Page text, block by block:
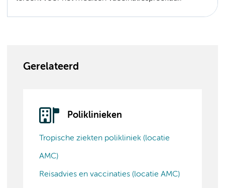
Gerelateerd
Poliklinieken
Tropische ziekten polikliniek (locatie
AMC)
Reisadvies en vaccinaties (locatie AMC)